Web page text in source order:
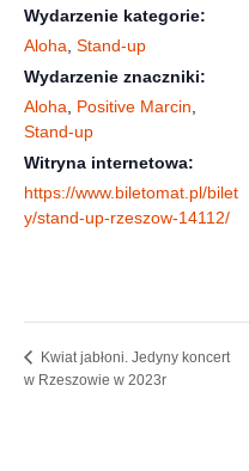
Wydarzenie kategorie:
Aloha Stand-up
Wydarzenie znaczniki:
Aloha
Positive Marcin
Stand-up
Witryna internetowa:
https://www.biletomat.pl/bilet
y/stand-up-rzeszow-14112/
Kwiat jabłoni. Jedyny koncert
w Rzeszowie w 2023r